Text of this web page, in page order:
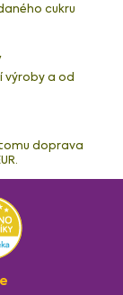
cukru
výroby a od
doprava